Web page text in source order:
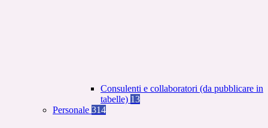
Consulenti e collaboratori (da pubblicare in
tabelle) 13
Personale 314